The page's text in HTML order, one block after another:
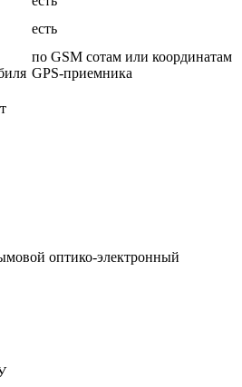
есть
по GSM сотам или координатам
GPS-приемника
оптико-электронный